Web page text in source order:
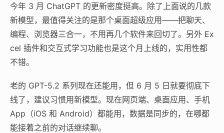
今年 3 月 ChatGPT 的更新密度挺高。除了上面说的几款
新模型，最值得关注的是那个桌面超级应用——把聊天、
编程、浏览器三合一，不用再几个软件来回切了。另外 Ex
cel 插件和交互式学习功能也是这个月上线的，实用性都
不错。
老的 GPT-5.2 系列现在还能用，但 6 月 5 日就要彻底下
线了，建议习惯用新模型。现在网页端、桌面应用、手机
App（iOS 和 Android）都能用，数据是同步的，在哪都
能接着之前的对话继续聊。